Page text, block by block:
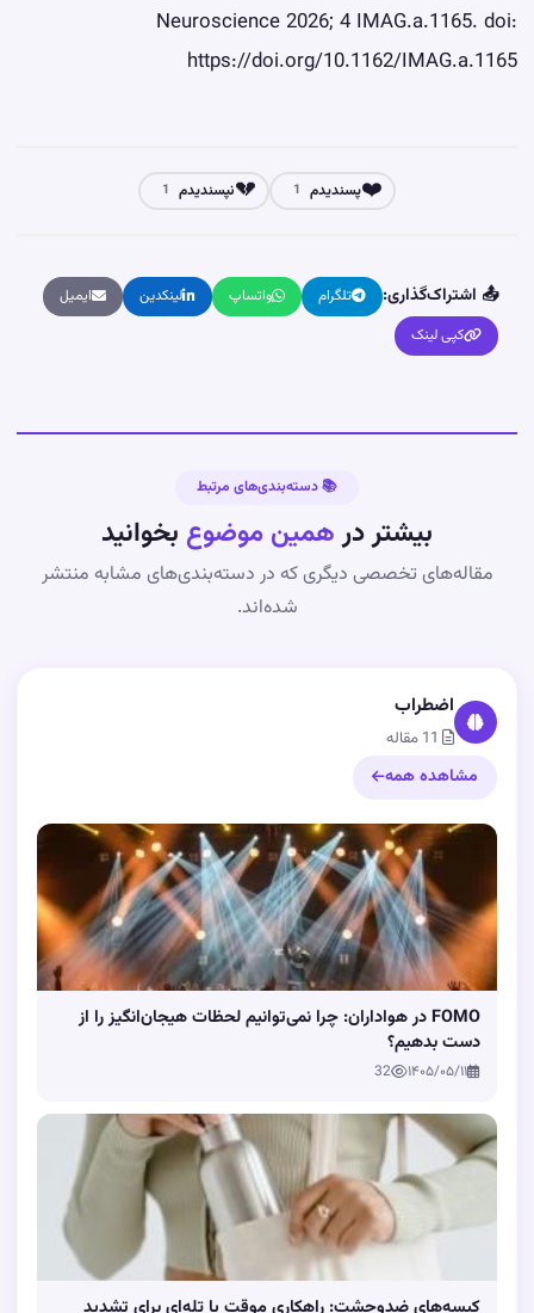
Neuroscience 2026; 4 IMAG.a.1165. doi:
https://doi.org/10.1162/IMAG.a.1165
❤️پسندیدم 1
💔نپسندیدم 1
📤 اشتراک‌گذاری: تلگرام واتساپ لینکدین
ایمیل
کپی لینک
📚 دسته‌بندی‌های مرتبط
بیشتر درهمین موضوع بخوانید
مقاله‌های تخصصی دیگری که در دسته‌بندی‌های مشابه منتشر
شده‌اند.
اضطراب
مشاهده همه
FOMO در هواداران: چرا نمی‌توانیم لحظات هیجان‌انگیز را از
دست بدهیم؟
۱۴۰۵/۰۵/۱۱ 32
کیسه‌های ضدوحشت: راهکاری موقت یا تله‌ای برای تشدید